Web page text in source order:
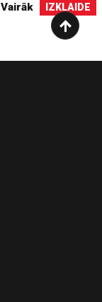
Vairāk IZKLAIDE